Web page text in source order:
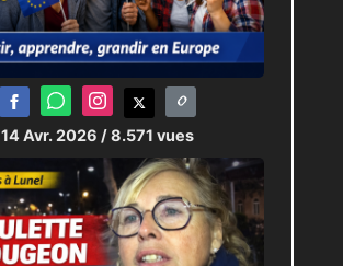
14 Avr. 2026 / 8.571 vues